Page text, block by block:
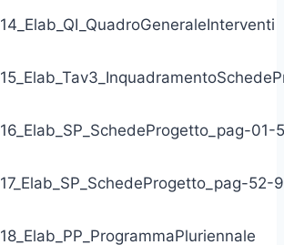
14_Elab_QI_QuadroGeneraleInterventi
16_Elab_SP_SchedeProgetto_pag-01-
17_Elab_SP_SchedeProgetto_pag-52-
18_Elab_PP_ProgrammaPluriennale